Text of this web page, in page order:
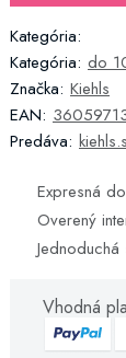
Kategória:
Kategória: do
Značka: Kiehls
EAN:
Predáva:
Expresná
Overený
Vhodná